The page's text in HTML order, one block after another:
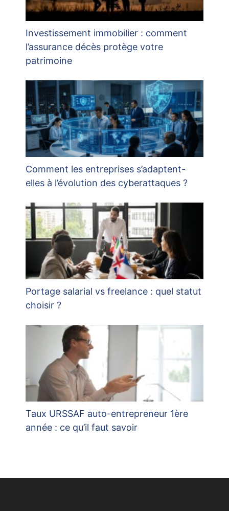
Investissement immobilier : comment
l’assurance décès protège votre
patrimoine
Comment les entreprises s’adaptent-
elles à l’évolution des cyberattaques ?
Portage salarial vs freelance : quel statut
choisir ?
Taux URSSAF auto-entrepreneur 1ère
année : ce qu’il faut savoir